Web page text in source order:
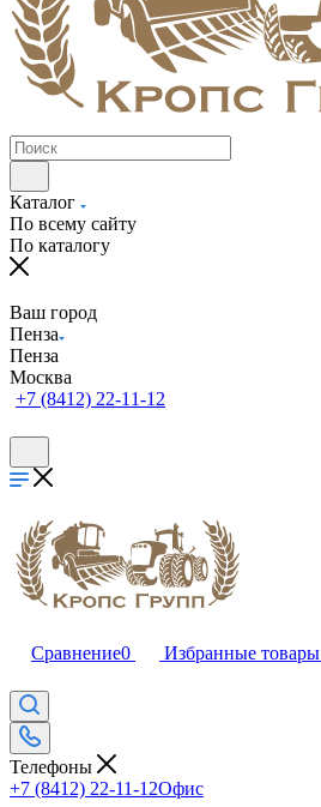
Каталог
По всему сайту
По каталогу
Ваш город
Пенза
Пенза
Москва
+7 (8412) 22-11-12
Сравнение0 Избранные товары
Телефоны
+7 (8412) 22-11-12Офис